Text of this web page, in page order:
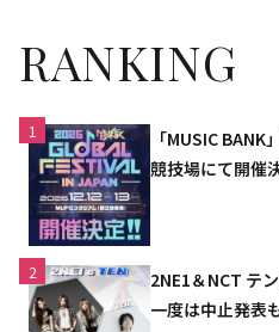
RANKING
1
「MUSIC
競技場にて開催
2
2NE1＆NCT テ
一度は中止発表